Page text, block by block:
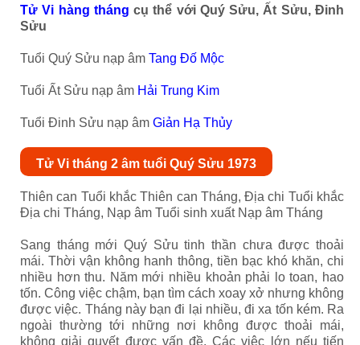
Tử Vi hàng tháng cụ thể với Quý Sửu, Ất Sửu, Đinh
Sửu
Tuổi Quý Sửu nạp âm Tang Đố Mộc
Tuổi Ất Sửu nạp âm Hải Trung Kim
Tuổi Đinh Sửu nạp âm Giản Hạ Thủy
Tử Vi tháng 2 âm tuổi Quý Sửu 1973
Thiên can Tuổi khắc Thiên can Tháng, Địa chi Tuổi khắc
Địa chi Tháng, Nạp âm Tuổi sinh xuất Nạp âm Tháng
Sang tháng mới Quý Sửu tinh thần chưa được thoải
mái. Thời vận không hanh thông, tiền bạc khó khăn, chi
nhiều hơn thu. Năm mới nhiều khoản phải lo toan, hao
tốn. Công việc chậm, bạn tìm cách xoay xở nhưng không
được việc. Tháng này bạn đi lại nhiều, đi xa tốn kém. Ra
ngoài thường tới những nơi không được thoải mái,
không giải quyết được vấn đề. Các việc lớn nếu tiến